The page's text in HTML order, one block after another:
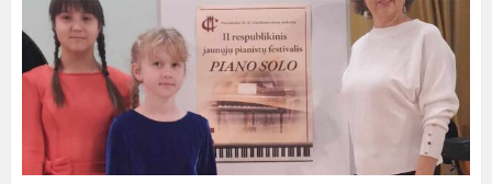
Alisa
ir
Mėja
dalyvavo
respublikiniame
jaunųjų